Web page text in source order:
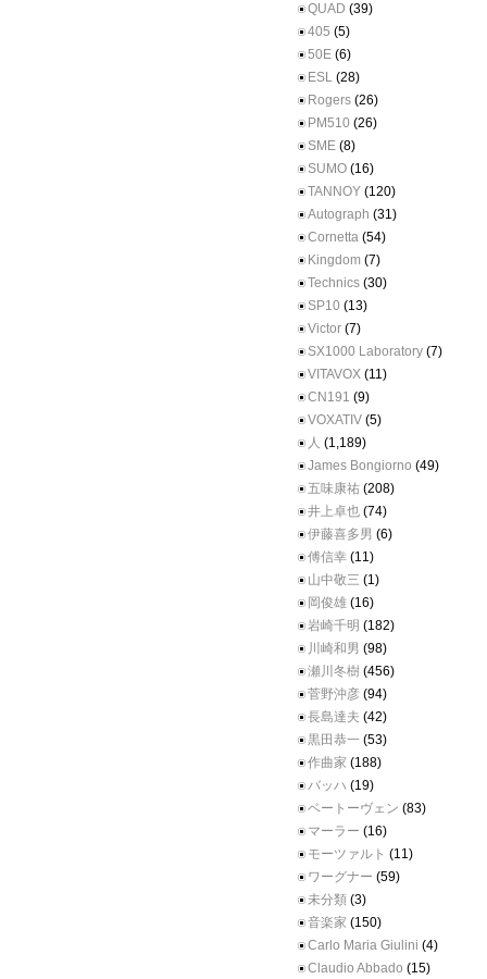
QUAD (39)
405 (5)
50E (6)
ESL (28)
Rogers (26)
PM510 (26)
SME (8)
SUMO (16)
TANNOY (120)
Autograph (31)
Cornetta (54)
Kingdom (7)
Technics (30)
SP10 (13)
Victor (7)
SX1000 Laboratory (7)
VITAVOX (11)
CN191 (9)
VOXATIV (5)
人 (1,189)
James Bongiorno (49)
五味康祐 (208)
井上卓也 (74)
伊藤喜多男 (6)
傅信幸 (11)
山中敬三 (1)
岡俊雄 (16)
岩崎千明 (182)
川崎和男 (98)
瀬川冬樹 (456)
菅野沖彦 (94)
長島達夫 (42)
黒田恭一 (53)
作曲家 (188)
バッハ (19)
ベートーヴェン (83)
マーラー (16)
モーツァルト (11)
ワーグナー (59)
未分類 (3)
音楽家 (150)
Carlo Maria Giulini (4)
Claudio Abbado (15)